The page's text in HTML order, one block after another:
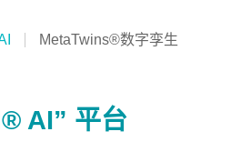
MetaTwins®数字孪生
AI” 平台